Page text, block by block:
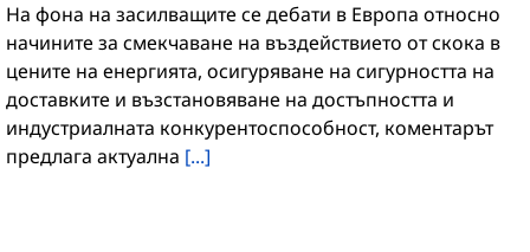
На фона на засилващите се дебати в Европа относно
начините за смекчаване на въздействието от скока в
цените на енергията, осигуряване на сигурността на
доставките и възстановяване на достъпността и
индустриалната конкурентоспособност, коментарът
предлага актуална [...]